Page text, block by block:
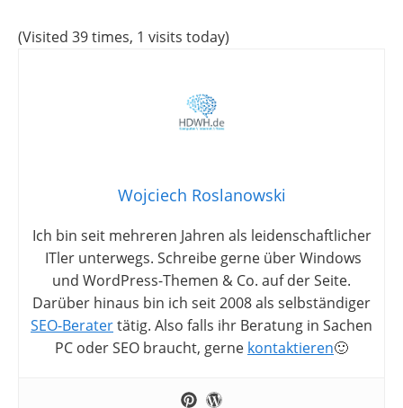
(Visited 39 times, 1 visits today)
Wojciech Roslanowski
Ich bin seit mehreren Jahren als leidenschaftlicher
ITler unterwegs. Schreibe gerne über Windows
und WordPress-Themen & Co. auf der Seite.
Darüber hinaus bin ich seit 2008 als selbständiger
SEO-Beratertätig. Also falls ihr Beratung in Sachen
PC oder SEO braucht, gerne kontaktieren🙂